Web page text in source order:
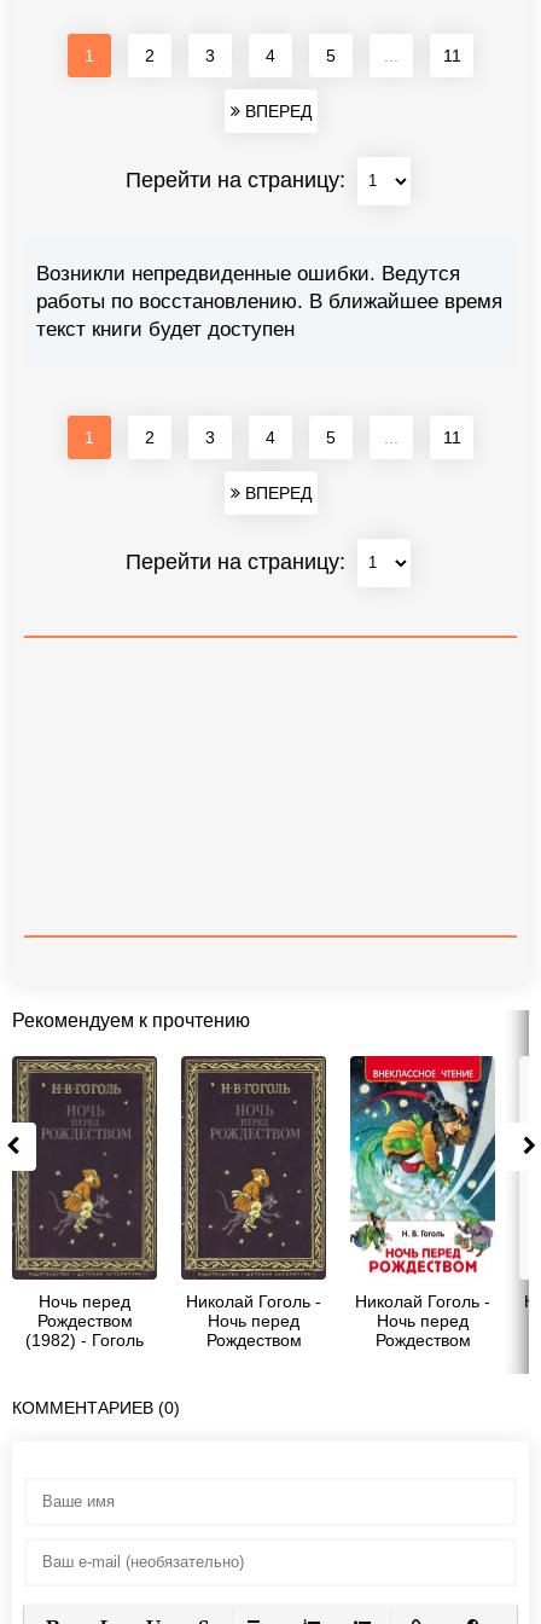
1 2 3 4 5 11
ВПЕРЕД
Перейти на страницу:
Возникли непредвиденные ошибки. Ведутся
работы по восстановлению. В ближайшее время
текст книги будет доступен
1 2 3 4 5 11
ВПЕРЕД
Перейти на страницу:
Рекомендуем к прочтению
Ночь перед
Рождеством
(1982) - Гоголь
Николай Гоголь -
Ночь перед
Рождеством
Николай Гоголь -
Ночь перед
Рождеством
КОММЕНТАРИЕВ (0)